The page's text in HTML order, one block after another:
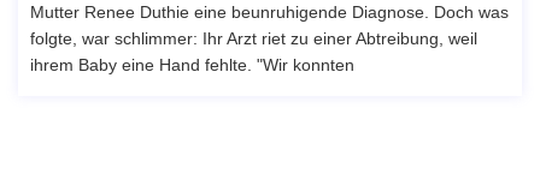
Mutter Renee Duthie eine beunruhigende Diagnose. Doch was
folgte, war schlimmer: Ihr Arzt riet zu einer Abtreibung, weil
ihrem Baby eine Hand fehlte. "Wir konnten